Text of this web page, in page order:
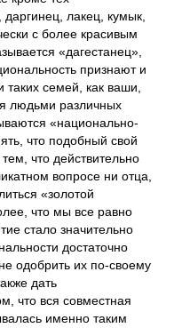
лакец, кумык,
с более красивым
«дагестанец»,
признают и
таких семей, как ваши,
людьми различных
«национально-
что подобный свой
что действительно
вопросе ни отца,
«золотой
что мы все равно
стало значительно
достаточно
одобрить их по-своему
дать
что вся совместная
именно таким